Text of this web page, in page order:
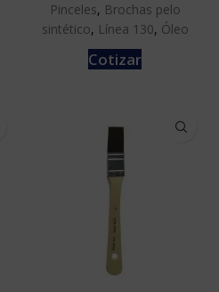
Pinceles, Brochas pelo
sintético, Línea 130, Óleo
Cotizar